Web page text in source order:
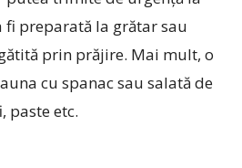
fi preparată la grătar sau
prin prăjire. Mai mult, o
cu spanac sau salată de
paste etc.